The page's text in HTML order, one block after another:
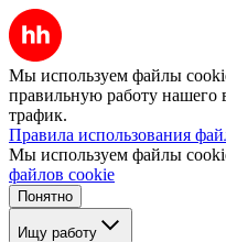
Мы используем файлы
правильную работу нашего
трафик.
Правила использования
Мы используем файлы
файлов cookie
Понятно
Ищу работу